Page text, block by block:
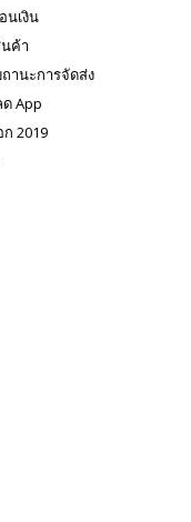
นเงิน
ค้า
านะการจัดส่ง
App
2019